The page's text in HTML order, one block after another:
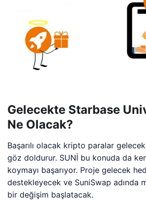
Gelecekte Starbase
Ne Olacak?
Başarılı olacak kripto paralar
göz doldurur. SUNİ bu konuda da
koymayı başarıyor. Proje gelecek
destekleyecek ve SuniSwap adında
bir değişim başlatacak.